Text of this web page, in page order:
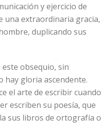
y ejercicio de
una extraordinaria gracia,
duplicando sus
este obsequio, sin
hay gloria ascendente.
el arte de escribir cuando
escriben su poesía, que
sus libros de ortografía o